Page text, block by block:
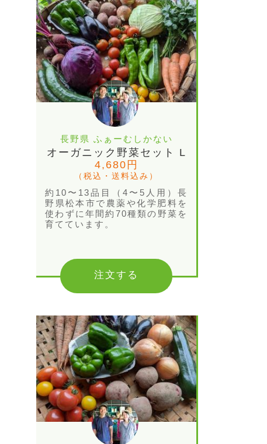
長野県 ふぁーむしかない
オーガニック野菜セット L
4,680円
（税込・送料込み）
約10〜13品目（4〜5人用）長
野県松本市で農薬や化学肥料を
使わずに年間約70種類の野菜を
育てています。
注文する